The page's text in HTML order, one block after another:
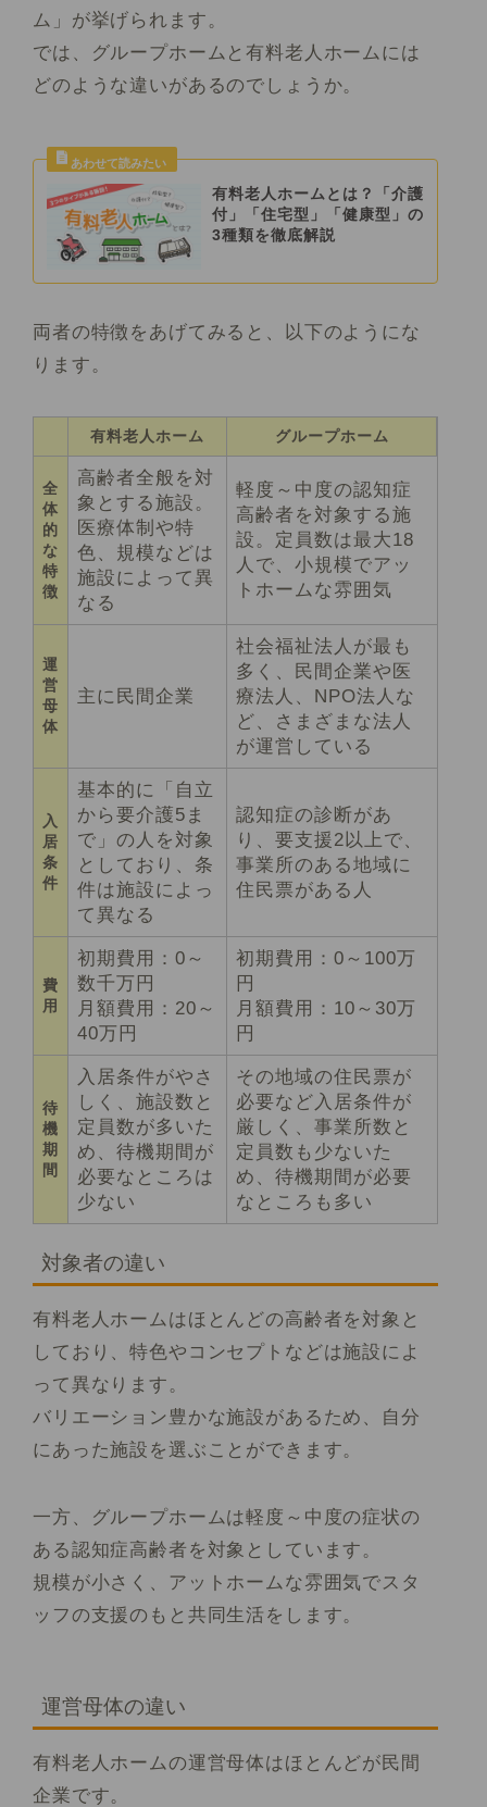
ム」が挙げられます。
では、グループホームと有料老人ホームには
どのような違いがあるのでしょうか。
有料老人ホームとは？「介護
付」「住宅型」「健康型」の
3種類を徹底解説
両者の特徴をあげてみると、以下のようにな
ります。
有料老人ホーム グループホーム
全
体
的
な
特
徴
高齢者全般を対
象とする施設。
医療体制や特
色、規模などは
施設によって異
なる
軽度～中度の認知症
高齢者を対象する施
設。定員数は最大18
人で、小規模でアッ
トホームな雰囲気
運
営
母
体
主に民間企業
社会福祉法人が最も
多く、民間企業や医
療法人、NPO法人な
ど、さまざまな法人
が運営している
入
居
条
件
基本的に「自立
から要介護5ま
で」の人を対象
としており、条
件は施設によっ
て異なる
認知症の診断があ
り、要支援2以上で、
事業所のある地域に
住民票がある人
費
用
初期費用：0～
数千万円
月額費用：20～
40万円
初期費用：0～100万
円
月額費用：10～30万
円
待
機
期
間
入居条件がやさ
しく、施設数と
定員数が多いた
め、待機期間が
必要なところは
少ない
その地域の住民票が
必要など入居条件が
厳しく、事業所数と
定員数も少ないた
め、待機期間が必要
なところも多い
対象者の違い
有料老人ホームはほとんどの高齢者を対象と
しており、特色やコンセプトなどは施設によ
って異なります。
バリエーション豊かな施設があるため、自分
にあった施設を選ぶことができます。
一方、グループホームは軽度～中度の症状の
ある認知症高齢者を対象としています。
規模が小さく、アットホームな雰囲気でスタ
ッフの支援のもと共同生活をします。
運営母体の違い
有料老人ホームの運営母体はほとんどが民間
企業です。